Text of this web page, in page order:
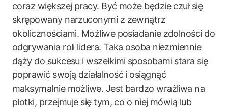
coraz większej pracy. Być może będzie czuł się
skrępowany narzuconymi z zewnątrz
okolicznościami. Możliwe posiadanie zdolności do
odgrywania roli lidera. Taka osoba niezmiennie
dąży do sukcesu i wszelkimi sposobami stara się
poprawić swoją działalność i osiągnąć
maksymalnie możliwe. Jest bardzo wrażliwa na
plotki, przejmuje się tym, co o niej mówią lub